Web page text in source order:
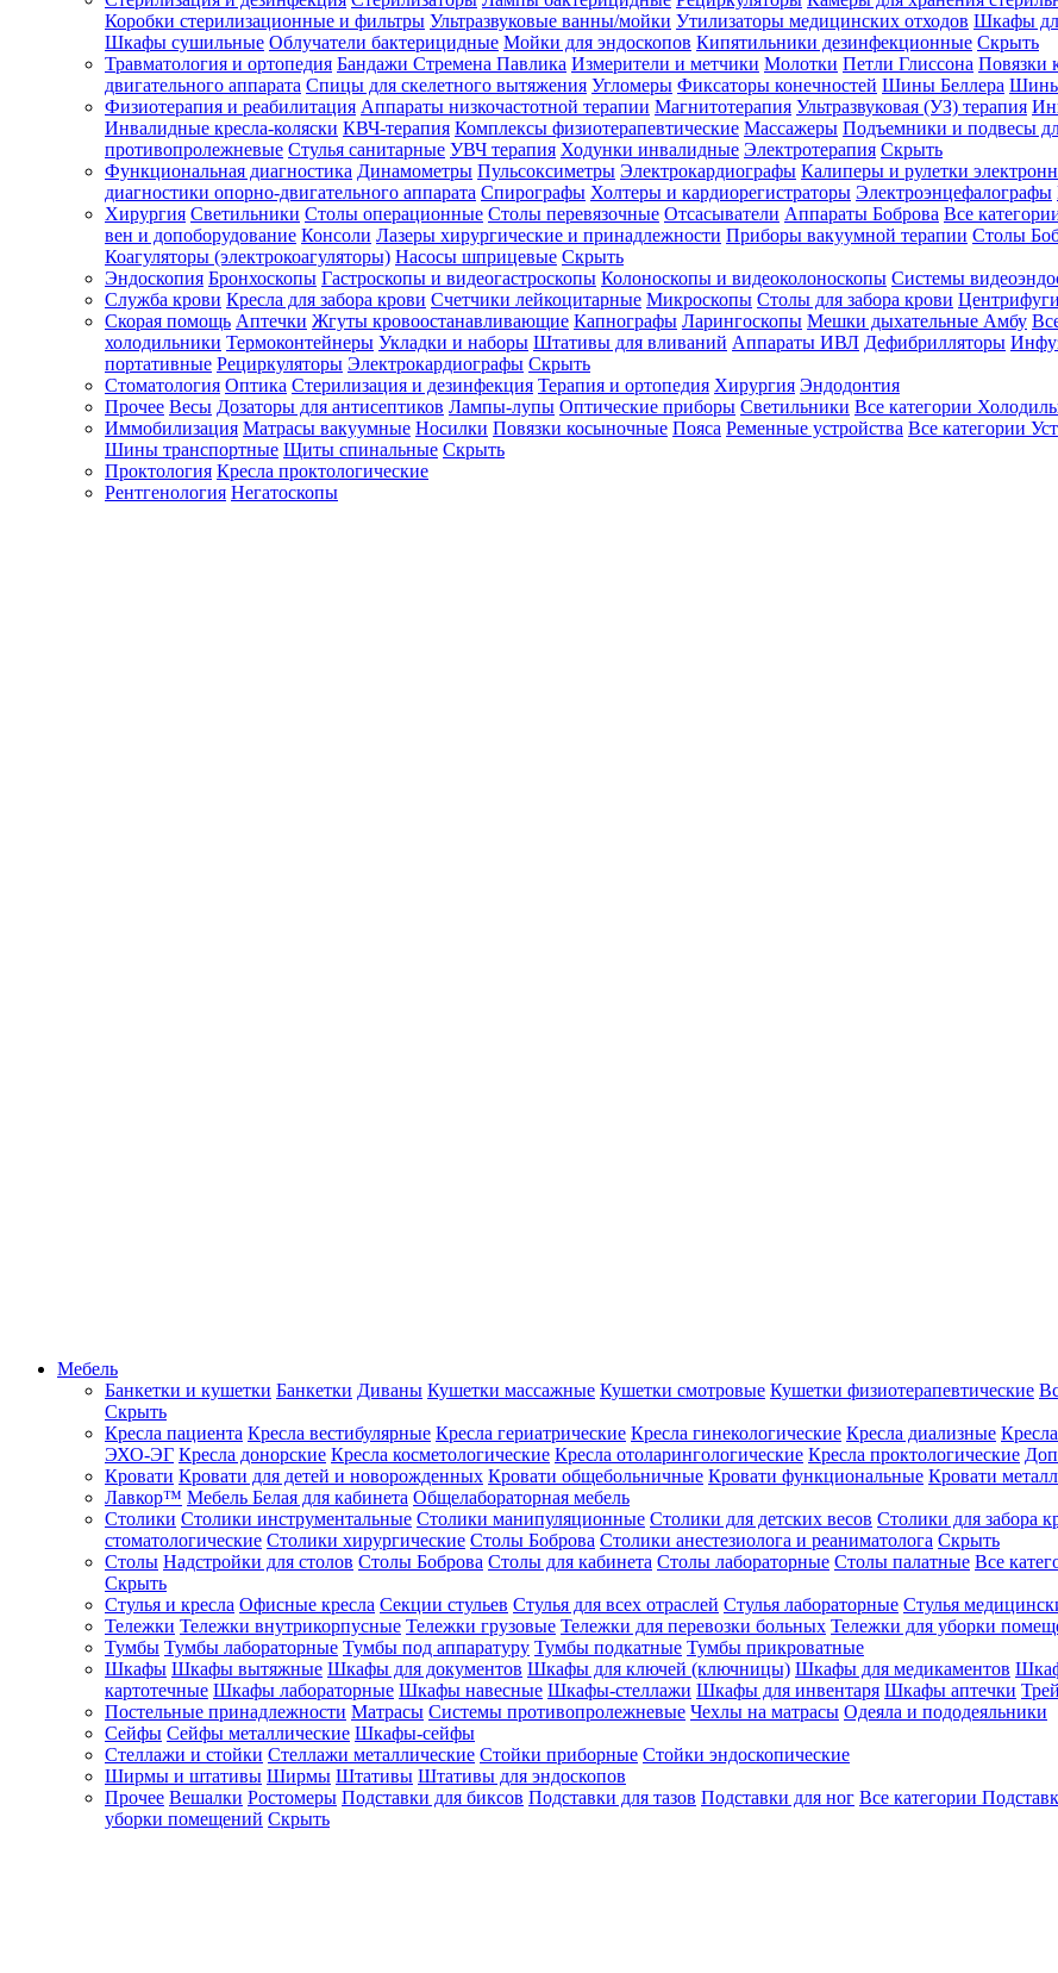
Зарегистрироваться
Зачем
регистрироваться?
Все
покупки
в
одном
месте
Личный
менеджер
Отслеживание
статуса
заказа
Коробки стерилизационные и фильтры Ультразвуковые ванны/мойки Утилизаторы медицинских отходов Шкафы
Шкафы сушильные Облучатели бактерицидные Мойки для эндоскопов Кипятильники дезинфекционные Скрыть
Травматология и ортопедия Бандажи Стремена Павлика Измерители и метчики Молотки Петли Глиссона Повязки
двигательного аппарата Спицы для скелетного вытяжения Угломеры Фиксаторы конечностей Шины Беллера Шины
Физиотерапия и реабилитация Аппараты низкочастотной терапии Магнитотерапия Ультразвуковая (УЗ) терапия
Инвалидные кресла-коляски КВЧ-терапия Комплексы физиотерапевтические Массажеры Подъемники и подвесы
противопролежневые Стулья санитарные УВЧ терапия Ходунки инвалидные Электротерапия Скрыть
Функциональная диагностика Динамометры Пульсоксиметры Электрокардиографы Калиперы и рулетки
диагностики опорно-двигательного аппарата Спирографы Холтеры и кардиорегистраторы Электроэнцефалографы
Хирургия Светильники Столы операционные Столы перевязочные Отсасыватели Аппараты Боброва Все
вен и допоборудование Консоли Лазеры хирургические и принадлежности Приборы вакуумной терапии Столы
Коагуляторы (электрокоагуляторы) Насосы шприцевые Скрыть
Эндоскопия Бронхоскопы Гастроскопы и видеогастроскопы Колоноскопы и видеоколоноскопы Системы
Служба крови Кресла для забора крови Счетчики лейкоцитарные Микроскопы Столы для забора крови Центрифуги
Скорая помощь Аптечки Жгуты кровоостанавливающие Капнографы Ларингоскопы Мешки дыхательные Амбу
холодильники Термоконтейнеры Укладки и наборы Штативы для вливаний Аппараты ИВЛ Дефибрилляторы
портативные Рециркуляторы Электрокардиографы Скрыть
Стоматология Оптика Стерилизация и дезинфекция Терапия и ортопедия Хирургия Эндодонтия
Прочее Весы Дозаторы для антисептиков Лампы-лупы Оптические приборы Светильники Все категории
Иммобилизация Матрасы вакуумные Носилки Повязки косыночные Пояса Ременные устройства Все категории
Шины транспортные Щиты спинальные Скрыть
Проктология Кресла проктологические
Рентгенология Негатоскопы
Мебель
Банкетки и кушетки Банкетки Диваны Кушетки массажные Кушетки смотровые Кушетки физиотерапевтические
Скрыть
Кресла пациента Кресла вестибулярные Кресла гериатрические Кресла гинекологические Кресла диализные
ЭХО-ЭГ Кресла донорские Кресла косметологические Кресла отоларингологические Кресла проктологические
Кровати Кровати для детей и новорожденных Кровати общебольничные Кровати функциональные Кровати
Лавкор™ Мебель Белая для кабинета Общелабораторная мебель
Столики Столики инструментальные Столики манипуляционные Столики для детских весов Столики для забора
стоматологические Столики хирургические Столы Боброва Столики анестезиолога и реаниматолога Скрыть
Столы Надстройки для столов Столы Боброва Столы для кабинета Столы лабораторные Столы палатные Все
Скрыть
Стулья и кресла Офисные кресла Секции стульев Стулья для всех отраслей Стулья лабораторные Стулья
Тележки Тележки внутрикорпусные Тележки грузовые Тележки для перевозки больных Тележки для уборки
Тумбы Тумбы лабораторные Тумбы под аппаратуру Тумбы подкатные Тумбы прикроватные
Шкафы Шкафы вытяжные Шкафы для документов Шкафы для ключей (ключницы) Шкафы для медикаментов
картотечные Шкафы лабораторные Шкафы навесные Шкафы-стеллажи Шкафы для инвентаря Шкафы аптечки
Постельные принадлежности Матрасы Системы противопролежневые Чехлы на матрасы Одеяла и пододеяльники
Сейфы Сейфы металлические Шкафы-сейфы
Стеллажи и стойки Стеллажи металлические Стойки приборные Стойки эндоскопические
Ширмы и штативы Ширмы Штативы Штативы для эндоскопов
Прочее Вешалки Ростомеры Подставки для биксов Подставки для тазов Подставки для ног Все категории
уборки помещений Скрыть